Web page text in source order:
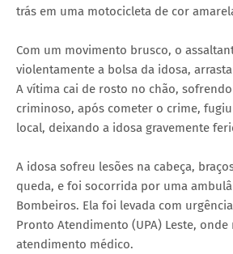
trás em uma motocicleta de cor
Com um movimento brusco, o
violentamente a bolsa da idosa,
A vítima cai de rosto no chão,
criminoso, após cometer o crime,
local, deixando a idosa gravemente
A idosa sofreu lesões na cabeça,
queda, e foi socorrida por uma
Bombeiros. Ela foi levada com
Pronto Atendimento (UPA) Leste, onde
atendimento médico.